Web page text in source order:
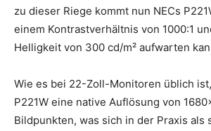
zu dieser Riege kommt nun NECs
einem Kontrastverhältnis von 1000:1
Helligkeit von 300 cd/m² aufwarten
Wie es bei 22-Zoll-Monitoren üblich
P221W eine native Auflösung von
Bildpunkten, was sich in der Praxis als